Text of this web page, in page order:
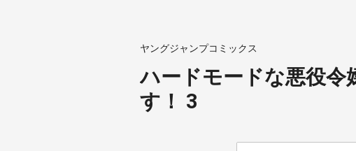
ヤングジャンプコミックス
ハードモードな悪役令
す！ 3